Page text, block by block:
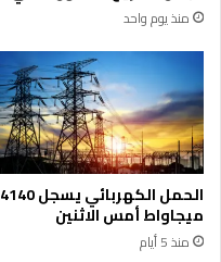
س
م
ر
ئ
ي
س
ة
ل
م
ج
منذ يوم واحد
الحمل الكهربائي يسجل 4140
ميجاواط أمس الاثنين
منذ 5 أيام